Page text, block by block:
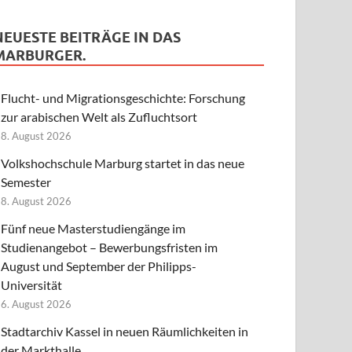
BEITRÄGE IN DAS
Flucht- und Migrationsgeschichte: Forschung
zur arabischen Welt als Zufluchtsort
8. August 2026
Volkshochschule Marburg startet in das neue
Semester
8. August 2026
Fünf neue Masterstudiengänge im
Studienangebot – Bewerbungsfristen im
August und September der Philipps-
Universität
6. August 2026
Stadtarchiv Kassel in neuen Räumlichkeiten in